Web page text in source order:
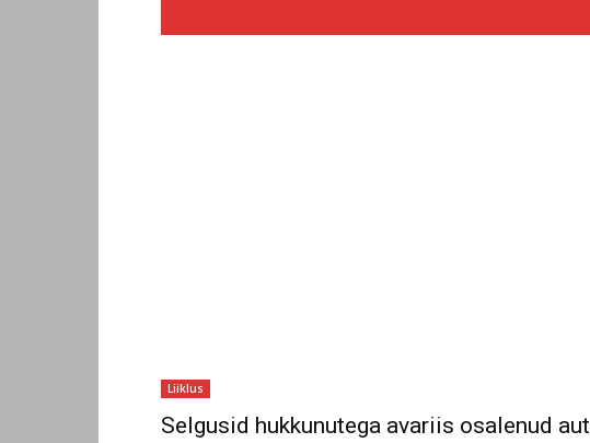
Liiklus
Selgusid hukkunutega avariis osalenud